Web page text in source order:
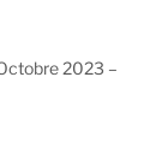
2023 –